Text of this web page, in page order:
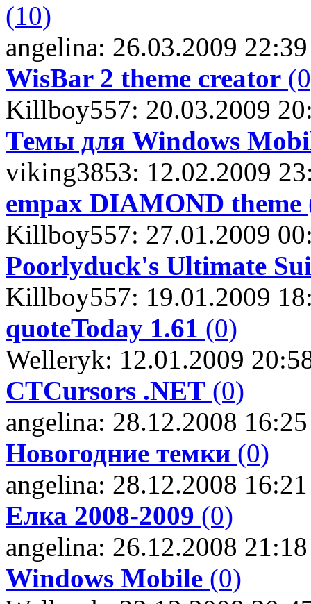
(10)
angelina: 26.03.2009 22:39
WisBar 2 theme creator
Killboy557: 20.03.2009
Темы для Windows
viking3853: 12.02.2009
empax DIAMOND theme
Killboy557: 27.01.2009
Poorlyduck's Ultimate
Killboy557: 19.01.2009
quoteToday 1.61 (0)
Welleryk: 12.01.2009
CTCursors .NET (0)
angelina: 28.12.2008 16:25
Новогодние темки (0)
angelina: 28.12.2008 16:21
Елка 2008-2009 (0)
angelina: 26.12.2008 21:18
Windows Mobile (0)